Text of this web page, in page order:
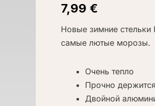
7,99 €
Новые зимние стельки
самые лютые морозы.
Очень тепло
Прочно
Двойной